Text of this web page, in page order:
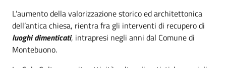
L’aumento della valorizzazione storico ed architettonica
dell’antica chiesa, rientra fra gli interventi di recupero di
luoghi dimenticati, intrapresi negli anni dal Comune di
Montebuono.